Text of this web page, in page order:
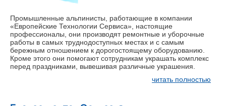
Промышленные альпинисты, работающие в компании
«Европейские Технологии Сервиса», настоящие
профессионалы, они производят ремонтные и уборочные
работы в самых труднодоступных местах и с самым
бережным отношением к дорогостоящему оборудованию.
Кроме этого они помогают сотрудникам украшать комплекс
перед праздниками, вывешивая различные украшения.
читать полностью